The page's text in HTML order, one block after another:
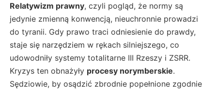
Relatywizm prawny, czyli pogląd, że normy są
jedynie zmienną konwencją, nieuchronnie prowadzi
do tyranii. Gdy prawo traci odniesienie do prawdy,
staje się narzędziem w rękach silniejszego, co
udowodniły systemy totalitarne III Rzeszy i ZSRR.
Kryzys ten obnażyły procesy norymberskie.
Sędziowie, by osądzić zbrodnie popełnione zgodnie